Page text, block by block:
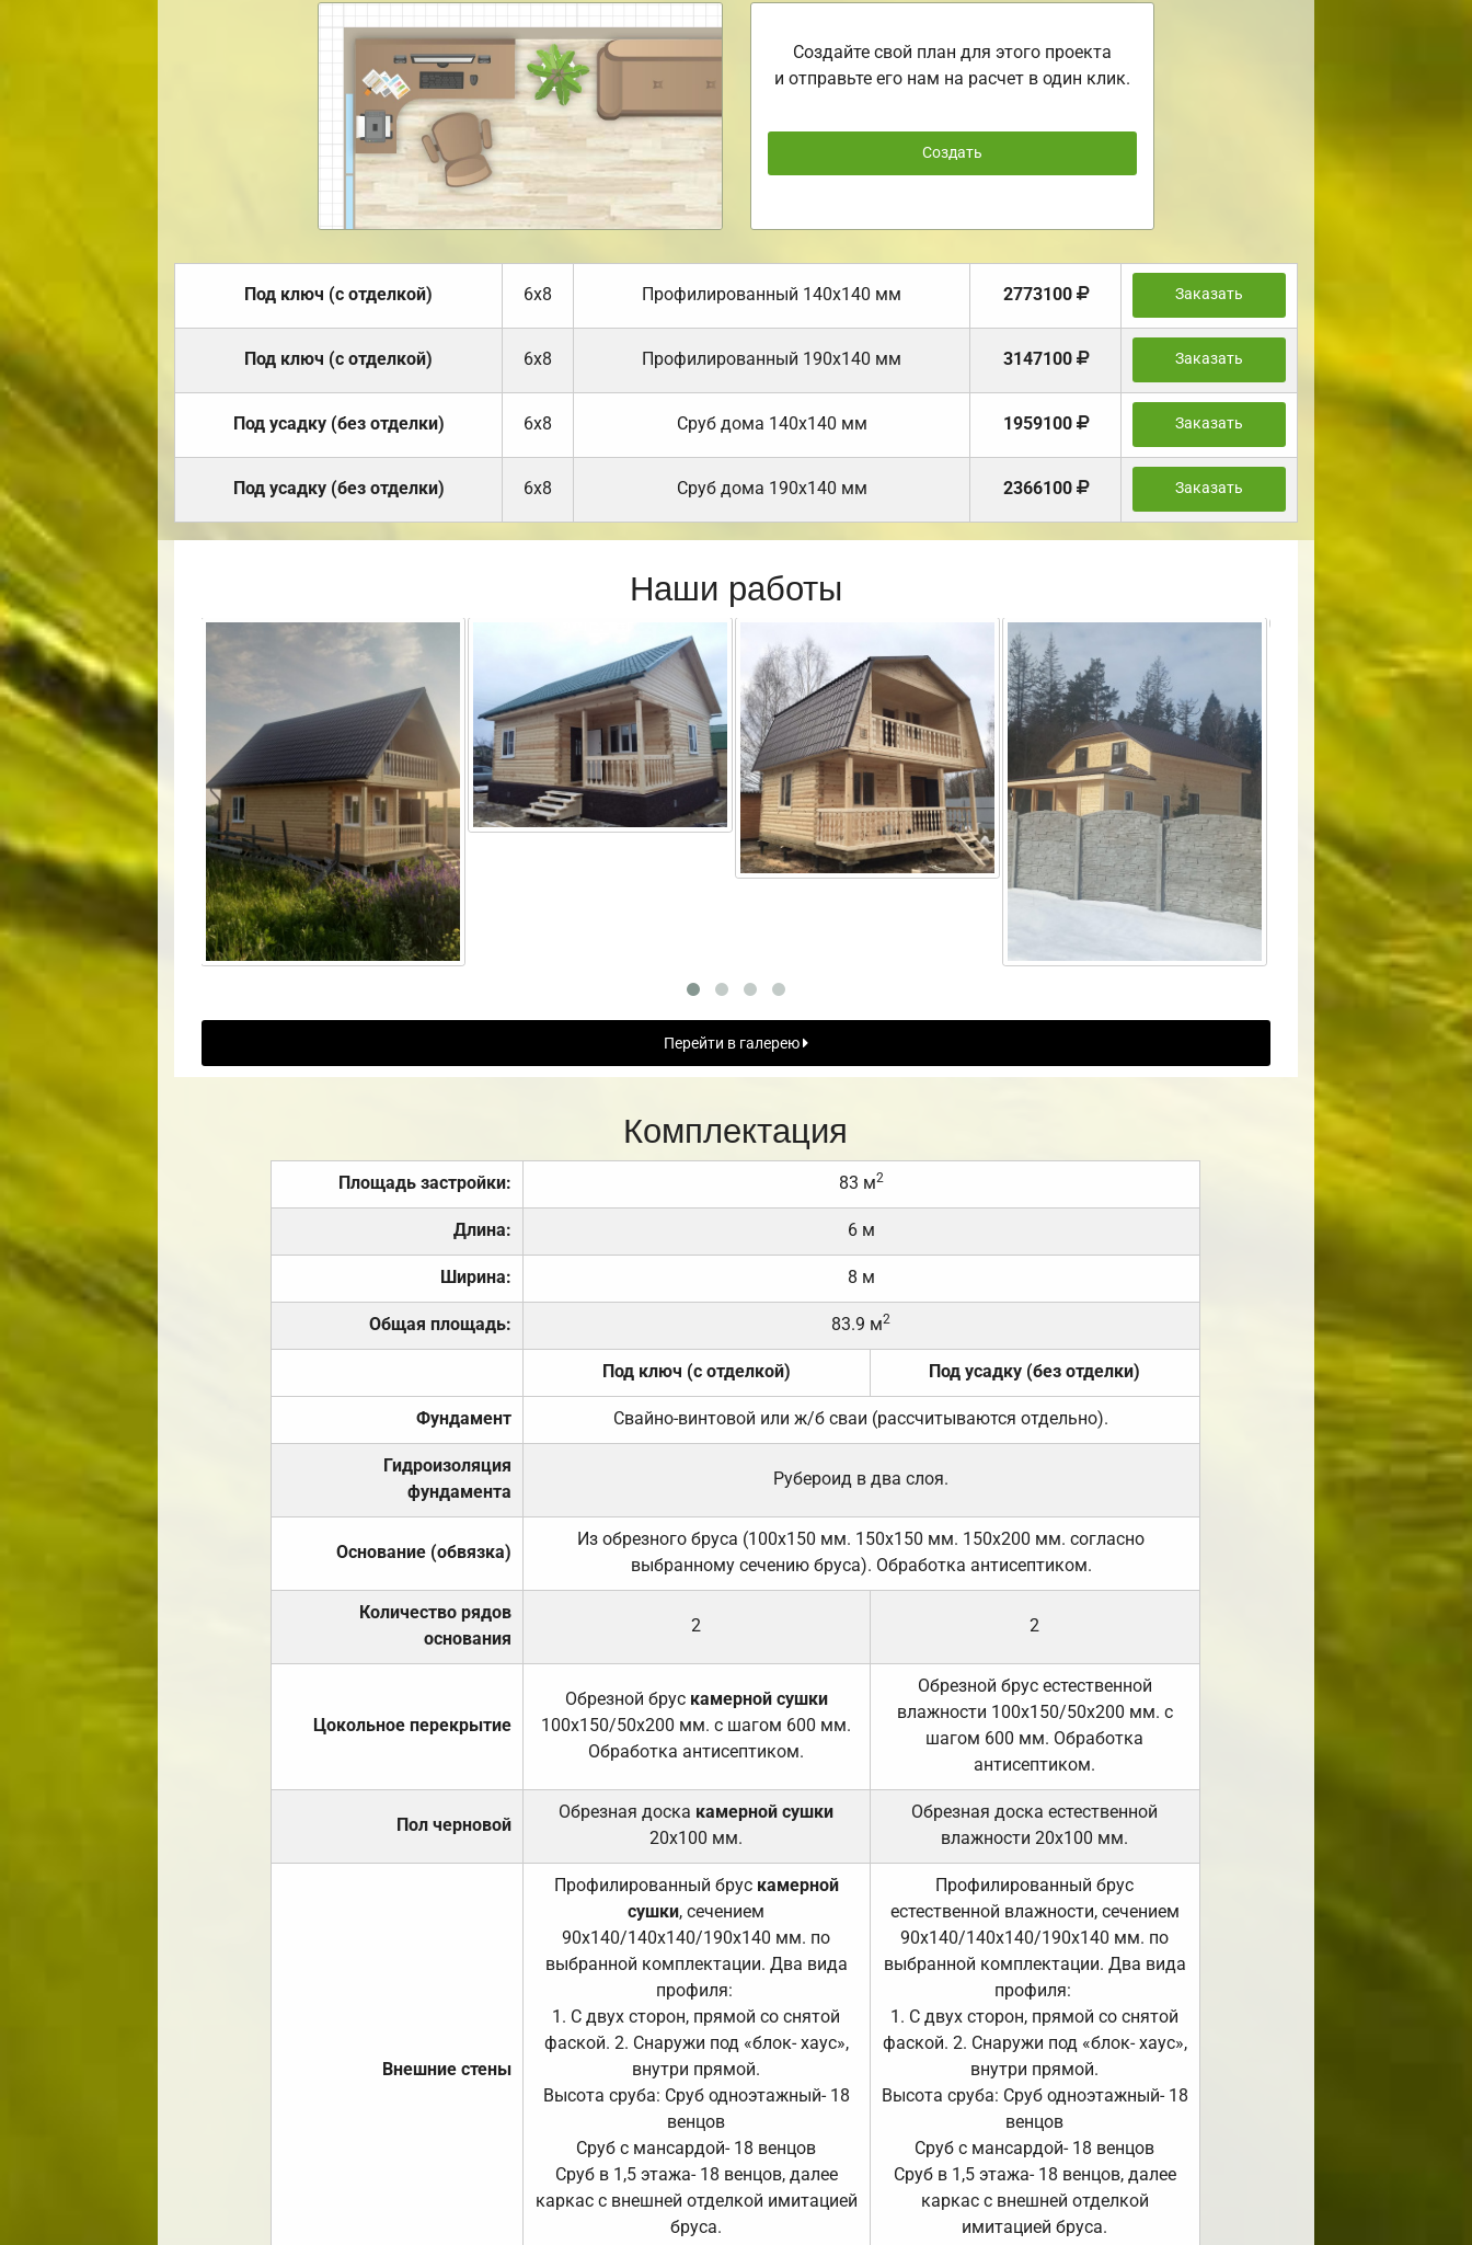
Создайте свой план для этого проекта
и отправьте его нам на расчет в один клик.
Создать
Под ключ (с отделкой) 6х8 Профилированный 140х140 мм 2773100 Заказать
Под ключ (с отделкой) 6х8 Профилированный 190х140 мм 3147100 Заказать
Под усадку (без отделки) 6х8 Cруб дома 140х140 мм 1959100 Заказать
Под усадку (без отделки) 6х8 Cруб дома 190х140 мм 2366100 Заказать
Наши работы
Перейти в галерею
Комплектация
Площадь застройки: 83 м2
Длина: 6 м
Ширина: 8 м
Общая площадь: 83.9 м2
Под ключ (с отделкой) Под усадку (без отделки)
Фундамент Свайно-винтовой или ж/б сваи (рассчитываются отдельно).
Гидроизоляция
фундамента
Рубероид в два слоя.
Основание (обвязка)
Из обрезного бруса (100х150 мм. 150х150 мм. 150х200 мм. согласно
выбранному сечению бруса). Обработка антисептиком.
Количество рядов
основания
2 2
Цокольное перекрытие
Обрезной брус камерной сушки
100х150/50х200 мм. с шагом 600 мм.
Обработка антисептиком.
Обрезной брус естественной
влажности 100х150/50х200 мм. с
шагом 600 мм. Обработка
антисептиком.
Пол черновой
Обрезная доска камерной сушки
20х100 мм.
Обрезная доска естественной
влажности 20х100 мм.
Внешние стены
Профилированный брус камерной
сушки, сечением
90х140/140х140/190х140 мм. по
выбранной комплектации. Два вида
профиля:
1. С двух сторон, прямой со снятой
фаской. 2. Снаружи под «блок- хаус»,
внутри прямой.
Высота сруба: Сруб одноэтажный- 18
венцов
Сруб с мансардой- 18 венцов
Сруб в 1,5 этажа- 18 венцов, далее
каркас с внешней отделкой имитацией
бруса.
Профилированный брус
естественной влажности, сечением
90х140/140х140/190х140 мм. по
выбранной комплектации. Два вида
профиля:
1. С двух сторон, прямой со снятой
фаской. 2. Снаружи под «блок- хаус»,
внутри прямой.
Высота сруба: Сруб одноэтажный- 18
венцов
Сруб с мансардой- 18 венцов
Сруб в 1,5 этажа- 18 венцов, далее
каркас с внешней отделкой
имитацией бруса.